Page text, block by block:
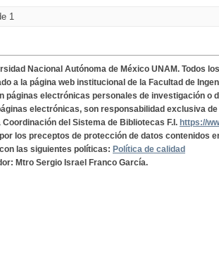
1
Nacional Autónoma de México UNAM. Todos
a la página web institucional de la Facultad de
páginas electrónicas personales de investigación o
electrónicas, son responsabilidad exclusiva
del Sistema de Bibliotecas F.I. https://
los preceptos de protección de datos contenidos
las siguientes políticas: Política de calidad
Mtro Sergio Israel Franco García.